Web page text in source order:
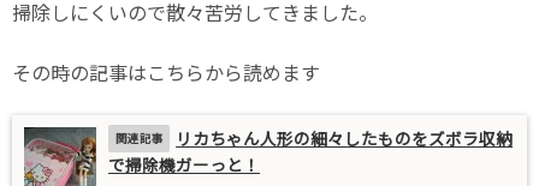
掃除しにくいので散々苦労してきました。
その時の記事はこちらから読めます
リカちゃん人形の細々したものをズボラ収納
で掃除機ガーっと！